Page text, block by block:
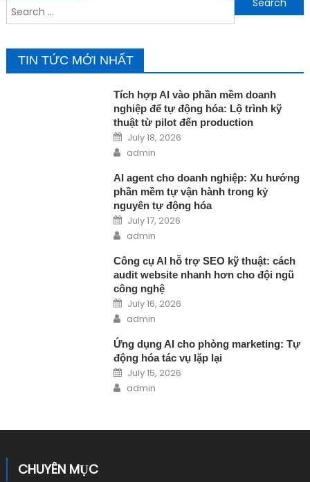
Search for:
TIN TỨC MỚI NHẤT
Tích hợp AI vào phần mềm doanh
nghiệp để tự động hóa: Lộ trình kỹ
thuật từ pilot đến production
Posted on
July 18, 2026
Author
admin
AI agent cho doanh nghiệp: Xu hướng
phần mềm tự vận hành trong kỷ
nguyên tự động hóa
Posted on
July 17, 2026
Author
admin
Công cụ AI hỗ trợ SEO kỹ thuật: cách
audit website nhanh hơn cho đội ngũ
công nghệ
Posted on
July 16, 2026
Author
admin
Ứng dụng AI cho phòng marketing: Tự
động hóa tác vụ lặp lại
Posted on
July 15, 2026
Author
admin
CHUYÊN MỤC